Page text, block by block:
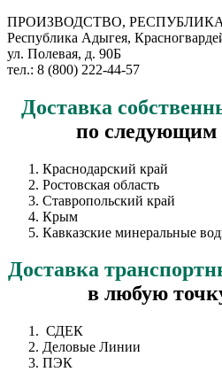
ПРОИЗВОДСТВО,
Республика Адыгея,
ул. Полевая, д. 90Б
тел.: 8 (800) 222-44-57
Доставка
по следующим
Краснодарский край
Ростовская область
Ставропольский край
Крым
Кавказские минеральные
Доставка
в любую
СДЕК
Деловые Линии
ПЭК